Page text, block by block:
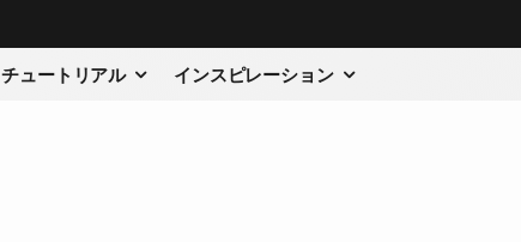
チュートリアル インスピレーション